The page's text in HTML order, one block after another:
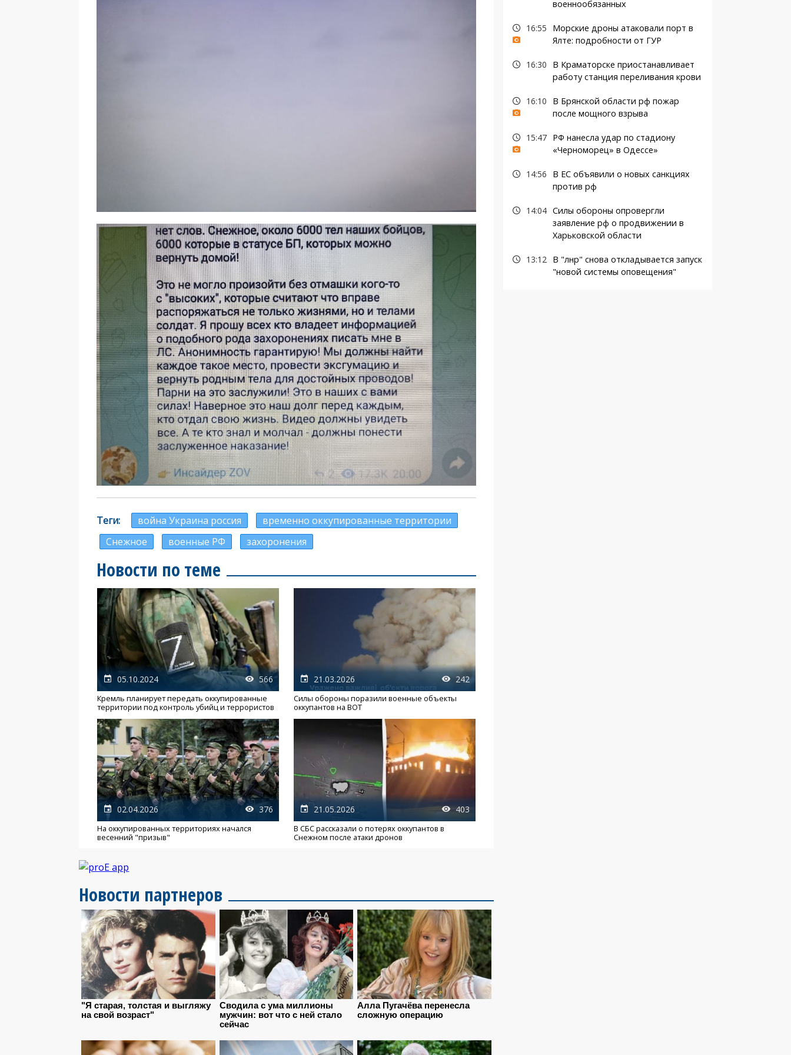
Теги война Украина россия
временно оккупированные территории
Снежное
военные РФ захоронения
Новости по теме
05.10.2024 566
Кремль планирует передать оккупированные
территории под контроль убийц и террористов
21.03.2026 242
Силы обороны поразили военные объекты
оккупантов на ВОТ
02.04.2026 376
На оккупированных территориях начался
весенний "призыв"
21.05.2026 403
В СБС рассказали о потерях оккупантов в
Снежном после атаки дронов
Новости партнеров
военнообязанных
16:55
Морские дроны атаковали порт в
Ялте: подробности от ГУР
16:30
В Краматорске приостанавливает
работу станция переливания крови
16:10
В Брянской области рф пожар
после мощного взрыва
15:47
РФ нанесла удар по стадиону
«Черноморец» в Одессе»
14:56
В ЕС объявили о новых санкциях
против рф
14:04 Силы обороны опровергли
заявление рф о продвижении в
Харьковской области
13:12
В "лнр" снова откладывается запуск
"новой системы оповещения"